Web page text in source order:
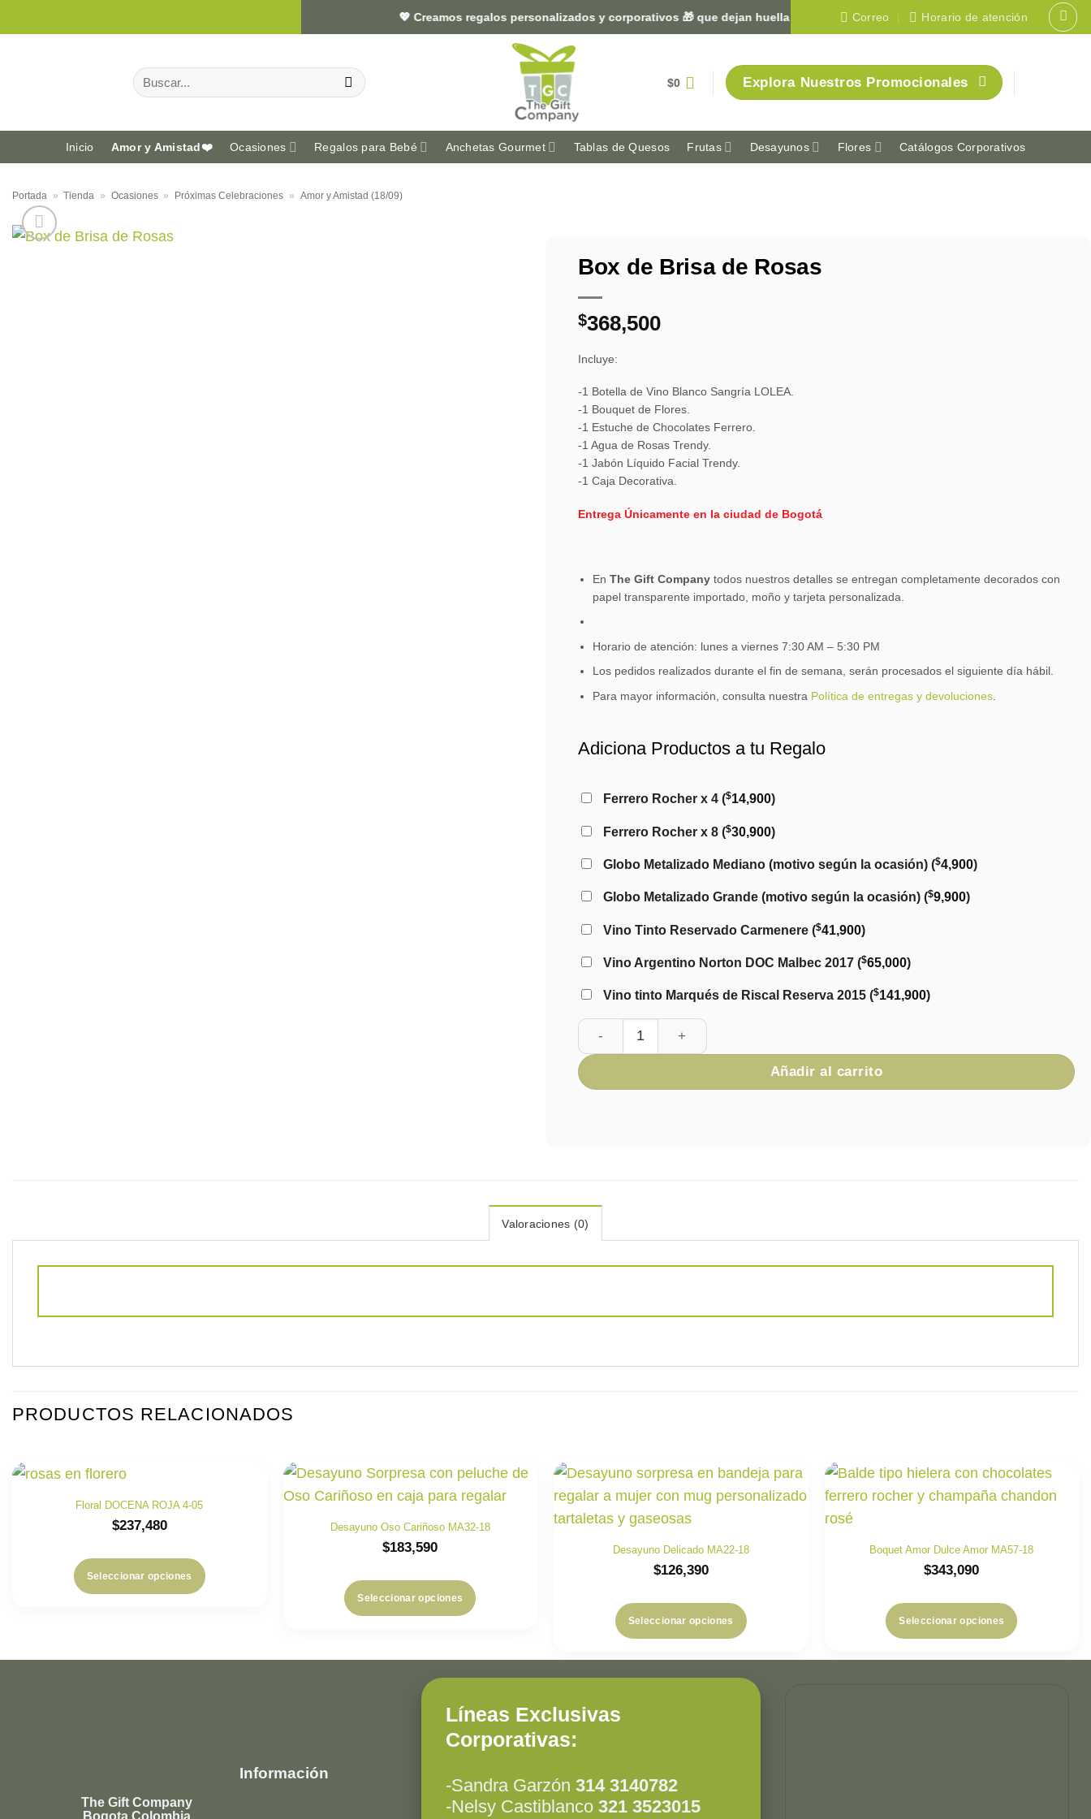
al
💖 Creamos regalos personalizados y corporativos 🎁 que dejan huella en Colombia 🇨🇴 Correo Horario de atención
Buscar
por:
$0 Explora Nuestros Promocionales
Inicio Amor y Amistad❤️ Ocasiones Regalos para Bebé Anchetas Gourmet Tablas de Quesos Frutas Desayunos Flores Catálogos Corporativos
Portada » Tienda » Ocasiones » Próximas Celebraciones » Amor y Amistad (18/09)
Box de Brisa de Rosas
$368,500
Incluye:
-1 Botella de Vino Blanco Sangría LOLEA.
-1 Bouquet de Flores.
-1 Estuche de Chocolates Ferrero.
-1 Agua de Rosas Trendy.
-1 Jabón Líquido Facial Trendy.
-1 Caja Decorativa.
Entrega Únicamente en la ciudad de Bogotá
En The Gift Company todos nuestros detalles se entregan completamente decorados con
papel transparente importado, moño y tarjeta personalizada.
Horario de atención: lunes a viernes 7:30 AM – 5:30 PM
Los pedidos realizados durante el fin de semana, serán procesados el siguiente día hábil.
Para mayor información, consulta nuestra Política de entregas y devoluciones
Adiciona Productos a tu Regalo
Ferrero Rocher x 4 ($14,900)
Ferrero Rocher x 8 ($30,900)
Globo Metalizado Mediano (motivo según la ocasión) ($4,900)
Globo Metalizado Grande (motivo según la ocasión) ($9,900)
Vino Tinto Reservado Carmenere ($41,900)
Vino Argentino Norton DOC Malbec 2017 ($65,000)
Vino tinto Marqués de Riscal Reserva 2015 ($141,900)
Box de Brisa de Rosas cantidad
Añadir al carrito
Valoraciones (0)
PRODUCTOS RELACIONADOS
Floral DOCENA ROJA 4-05
$237,480
Seleccionar opciones
Desayuno Oso Cariñoso MA32-18
$183,590
Seleccionar opciones
Desayuno Delicado MA22-18
$126,390
Seleccionar opciones
Boquet Amor Dulce Amor MA57-18
$343,090
Seleccionar opciones
The Gift Company
Información
Líneas Exclusivas
Corporativas:
-Sandra Garzón 314 3140782
-Nelsy Castiblanco 321 3523015